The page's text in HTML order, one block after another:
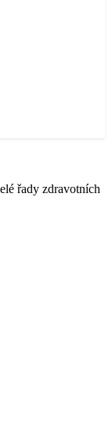
řady zdravotních